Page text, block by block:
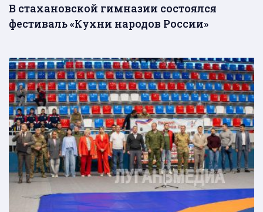
В стахановской гимназии состоялся
фестиваль «Кухни народов России»